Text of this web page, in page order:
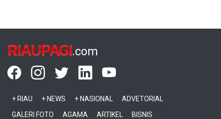
RIAUPAGI.com
+ RIAU + NEWS + NASIONAL
ADVETORIAL
GALERI FOTO
AGAMA ARTIKEL
BISNIS